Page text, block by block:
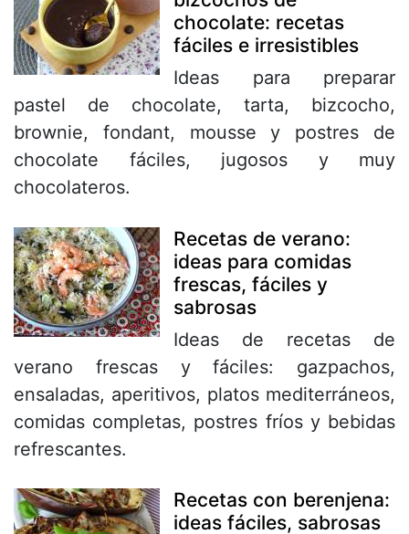
chocolate: recetas
fáciles e irresistibles
Ideas para preparar
pastel de chocolate, tarta, bizcocho,
brownie, fondant, mousse y postres de
chocolate fáciles, jugosos y muy
chocolateros.
Recetas de verano:
ideas para comidas
frescas, fáciles y
sabrosas
Ideas de recetas de
verano frescas y fáciles: gazpachos,
ensaladas, aperitivos, platos mediterráneos,
comidas completas, postres fríos y bebidas
refrescantes.
Recetas con berenjena:
ideas fáciles, sabrosas